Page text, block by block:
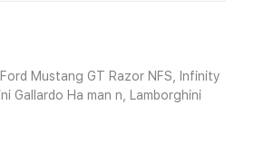
Mustang GT Razor NFS, Infinity
Gallardo Ha man n, Lamborghini